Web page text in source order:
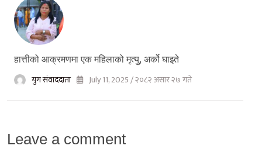
हात्तीको आक्रमणमा एक महिलाको मृत्यु, अर्को घाइते
युग संवाददाता July 11, 2025 / २०८२ असार २७ गते
Leave a comment